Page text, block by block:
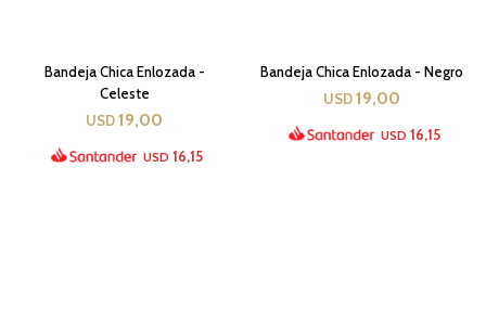
Bandeja Chica Enlozada -
Celeste
USD 19,00
USD 16,15
Bandeja Chica Enlozada - Negro
USD 19,00
USD 16,15